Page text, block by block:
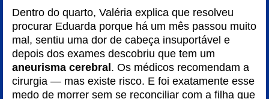
Dentro do quarto, Valéria explica que resolveu
procurar Eduarda porque há um mês passou muito
mal, sentiu uma dor de cabeça insuportável e
depois dos exames descobriu que tem um
aneurisma cerebral. Os médicos recomendam a
cirurgia — mas existe risco. E foi exatamente esse
medo de morrer sem se reconciliar com a filha que